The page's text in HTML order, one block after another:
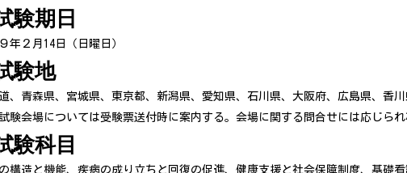
験期日
年２月14日（日曜日）
験地
、青森県、宮城県、東京都、新潟県、愛知県、石川県、大阪府、広島県、香
会場については受験票送付時に案内する。会場に関する問合せには応じられ
験科目
構造と機能、疾病の成り立ちと回復の促進、健康支援と社会保障制度、基礎